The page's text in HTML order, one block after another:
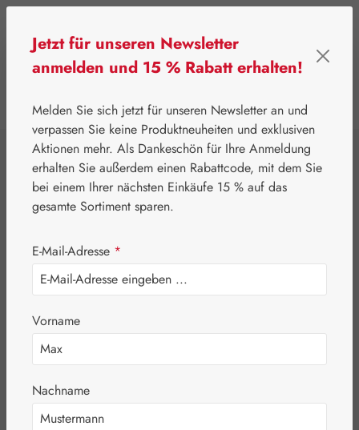
⌂ Gall Pharma Coenzym Q-10
Q-10 30 mg GPH
Kapseln
Bildergalerie überspringen
Jetzt für unseren Newsletter
anmelden und 15 % Rabatt erhalten!
Melden Sie sich jetzt für unseren Newsletter an und
verpassen Sie keine Produktneuheiten und exklusiven
Aktionen mehr. Als Dankeschön für Ihre Anmeldung
erhalten Sie außerdem einen Rabattcode, mit dem Sie
bei einem Ihrer nächsten Einkäufe 15 % auf das
gesamte Sortiment sparen.
E-Mail-Adresse *
Vorname
Nachname